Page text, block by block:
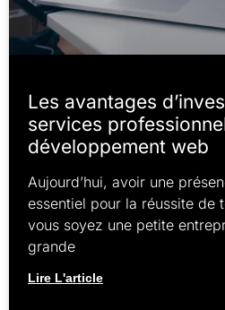
Les avantages
services
développement web
Aujourd’hui, avoir une
essentiel pour la réussite de
vous soyez une petite
grande
Lire L'article